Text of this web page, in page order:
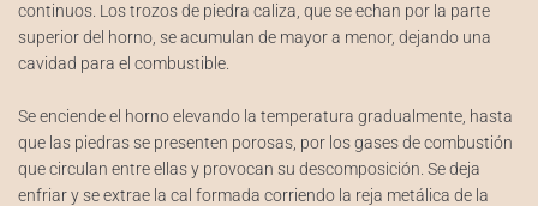
continuos. Los trozos de piedra caliza, que se echan por la parte
superior del horno, se acumulan de mayor a menor, dejando una
cavidad para el combustible.
Se enciende el horno elevando la temperatura gradualmente, hasta
que las piedras se presenten porosas, por los gases de combustión
que circulan entre ellas y provocan su descomposición. Se deja
enfriar y se extrae la cal formada corriendo la reja metálica de la